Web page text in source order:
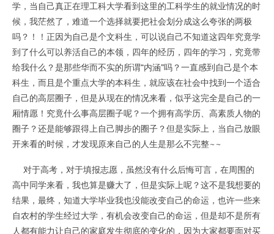
学，当自己真正在理工科大学看到这里的工科学生的就业情况的时
候，我茫然了，难道一个选择就要把社会划分成这么夸张的两极
吗？！！正因为自己是个文科生，可以说自己不知道这四年究竟学
到了什么可以养活自己的本领，四年的经历，四年的学习，究竟带
给我什么？是那些华而不实的所谓“内涵”吗？一直感到自己是个本
科生，而且是个重点大学的本科生，就应该在社会中找到一个适合
自己的高层圈子，但是从现在的情况来看，似乎这完全是自己的一
厢情愿！究竟什么事高层圈子呢？一个拥有高学历、高素质人物的
圈子？还是能够跟得上自己脚步的圈子？但是实际上，当自己放眼
开来看的时候，才发现原来自己的人生是那么不完整~~
对于高考，对于填报志愿，虽然没有什么后悔可言，在周围的
高中同学来看，我也算是赚大了，但是实际上呢？这不是我想要的
结果，最终，知道大学毕业我也没能改变自己的命运，也许一些来
自农村的学生经过大学，有机会改变自己的命运，但是却不是所有
人都有能力让自己的家庭发生彻底的变化的，因为大家都要面对买